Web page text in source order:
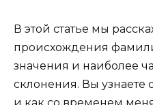
В этой статье мы
происхождения
значения и наиболее
склонения. Вы узнаете
и как со временем